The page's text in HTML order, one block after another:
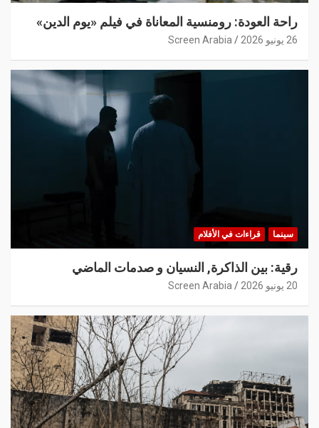
راحة العودة: رومنسية المعاناة في فيلم «يوم الدين»
26 يونيو 2026 Screen Arabia
سينما قراءات في الأفلام
رقية: بين الذاكرة, النسيان و صدمات الماضي
20 يونيو 2026 Screen Arabia